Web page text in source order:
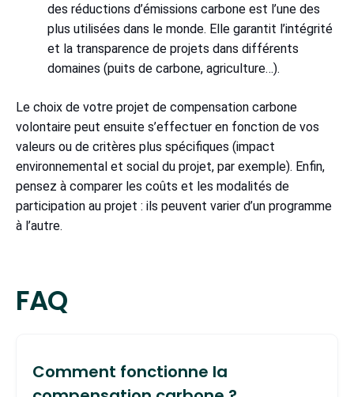
des réductions d’émissions carbone est l’une des
plus utilisées dans le monde. Elle garantit l’intégrité
et la transparence de projets dans différents
domaines (puits de carbone, agriculture…).
Le choix de votre projet de compensation carbone
volontaire peut ensuite s’effectuer en fonction de vos
valeurs ou de critères plus spécifiques (impact
environnemental et social du projet, par exemple). Enfin,
pensez à comparer les coûts et les modalités de
participation au projet : ils peuvent varier d’un programme
à l’autre.
FAQ
Comment fonctionne la